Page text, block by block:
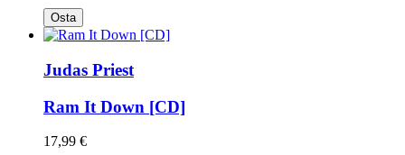
Osta
Judas Priest
Ram It Down [CD]
17,99 €